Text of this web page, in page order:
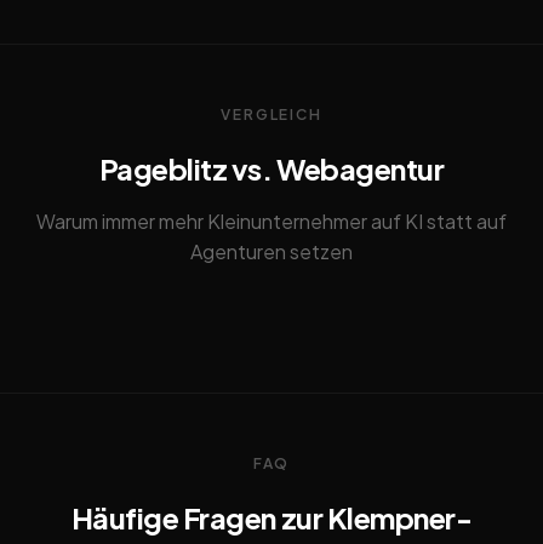
VERGLEICH
Pageblitz vs. Webagentur
Warum immer mehr Kleinunternehmer auf KI statt auf
Agenturen setzen
FAQ
Häufige Fragen zur Klempner-